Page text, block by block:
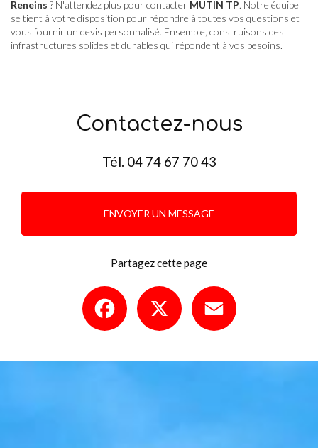
Reneins ? N'attendez plus pour contacter MUTIN TP. Notre équipe
se tient à votre disposition pour répondre à toutes vos questions et
vous fournir un devis personnalisé. Ensemble, construisons des
infrastructures solides et durables qui répondent à vos besoins.
Contactez-nous
Tél. 04 74 67 70 43
ENVOYER UN MESSAGE
Partagez cette page
Facebook